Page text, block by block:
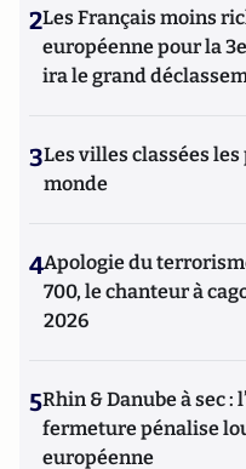
2Les Français moins
européenne pour la
ira le grand
3Les villes classées
monde
4Apologie du
700, le chanteur à
2026
5Rhin & Danube à sec :
fermeture pénalise
européenne